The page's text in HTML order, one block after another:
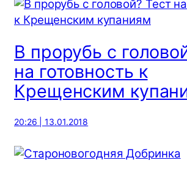
В прорубь с
на готовность к
Крещенским
20:26 | 13.01.2018